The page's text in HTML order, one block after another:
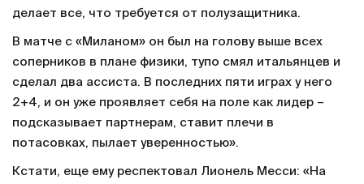
делает все, что требуется от полузащитника.
В матче с «Миланом» он был на голову выше всех
соперников в плане физики, тупо смял итальянцев и
сделал два ассиста. В последних пяти играх у него
2+4, и он уже проявляет себя на поле как лидер –
подсказывает партнерам, ставит плечи в
потасовках, пылает уверенностью».
Кстати, еще ему респектовал Лионель Месси: «На